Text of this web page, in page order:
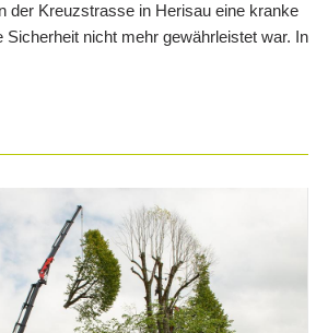
der Kreuzstrasse in Herisau eine kranke
Sicherheit nicht mehr gewährleistet war. In